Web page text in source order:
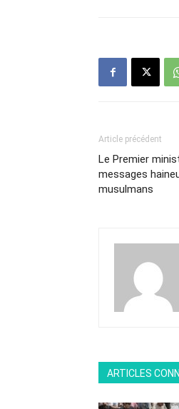
Article précédent
Le Premier
messages
musulmans
ARTICLES